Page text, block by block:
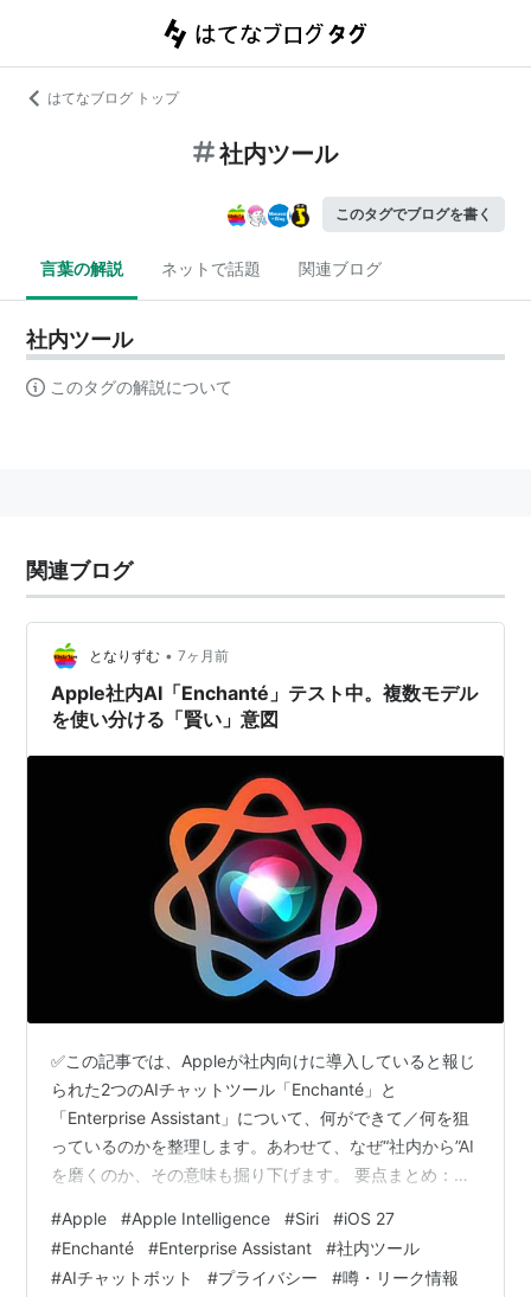
はてなブログ トップ
社内ツール
このタグでブログを書く
言葉の解説 ネットで話題 関連ブログ
社内ツール
このタグの解説について
関連ブログ
となりずむ • 7ヶ月前
Apple社内AI「Enchanté」テスト中。複数モデル
を使い分ける「賢い」意図
✅この記事では、Appleが社内向けに導入していると報じ
られた2つのAIチャットツール「Enchanté」と
「Enterprise Assistant」について、何ができて／何を狙
っているのかを整理します。あわせて、なぜ“社内から”AI
を磨くのか、その意味も掘り下げます。 要点まとめ：
「Enchanté」と「Enterprise Assistant」の役割分担
Enchanté：汎用アシスタントとして“仕事の横”に置く
Enterprise Assistant：社内ルールと手順の“検索窓”をAI
#Apple #Apple Intelligence #Siri #iOS 27
#Enchanté #Enterprise Assistant #社内ツール
#AIチャットボット #プライバシー #噂・リーク情報